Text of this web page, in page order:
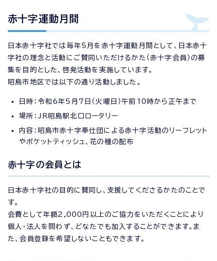
赤十字運動月間
日本赤十字社では毎年5月を赤十字運動月間として、日本赤十
字社の理念と活動にご賛同いただけるかた（赤十字会員）の募
集を目的とした、啓発活動を実施しています。
昭島市地区では以下の通り活動しました。
日時：令和6年5月7日（火曜日）午前10時から正午まで
場所：JR昭島駅北口ロータリー
内容：昭島市赤十字奉仕団による赤十字活動のリーフレット
やポケットティッシュ、花の種の配布
赤十字の会員とは
日本赤十字社の目的に賛同し、支援してくださるかたのことで
す。
会費として年額2,000円以上のご協力をいただくことにより
個人・法人を問わず、どなたでも加入することができます。ま
た、会員登録を希望しないこともできます。